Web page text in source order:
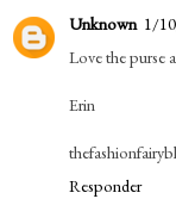
Unknown 1/
Love the purse
Erin
Responder